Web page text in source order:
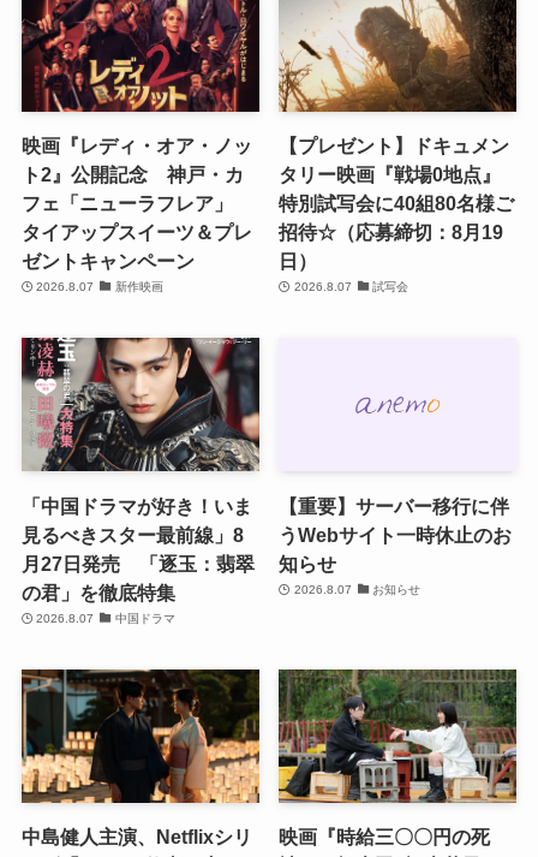
映画『レディ・オア・ノッ
ト2』公開記念 神戸・カ
フェ「ニューラフレア」
タイアップスイーツ＆プレ
ゼントキャンペーン
2026.8.07 新作映画
【プレゼント】ドキュメン
タリー映画『戦場0地点』
特別試写会に40組80名様ご
招待☆（応募締切：8月19
日）
2026.8.07 試写会
「中国ドラマが好き！いま
見るべきスター最前線」8
月27日発売 「逐玉：翡翠
の君」を徹底特集
2026.8.07 中国ドラマ
【重要】サーバー移行に伴
うWebサイト一時休止のお
知らせ
2026.8.07 お知らせ
中島健人主演、Netflixシリ
映画『時給三〇〇円の死